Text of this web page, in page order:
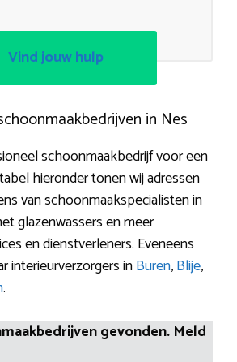
Vind jouw hulp
in Nes
schoonmaakbedrijf voor een
hieronder tonen wij adressen
van schoonmaakspecialisten in
glazenwassers en meer
en dienstverleners. Eveneens
interieurverzorgers inBuren,Blije,
.
gevonden. Meld